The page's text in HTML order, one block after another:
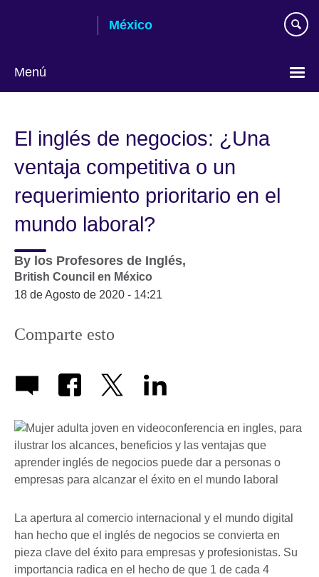
México
Menú
language
El inglés de negocios: ¿Una
ventaja competitiva o un
requerimiento prioritario en el
mundo laboral?
By los Profesores de Inglés,
British Council en México
18 de Agosto de 2020 - 14:21
Comparte esto
La apertura al comercio internacional y el mundo digital
han hecho que el inglés de negocios se convierta en
pieza clave del éxito para empresas y profesionistas. Su
importancia radica en el hecho de que 1 de cada 4